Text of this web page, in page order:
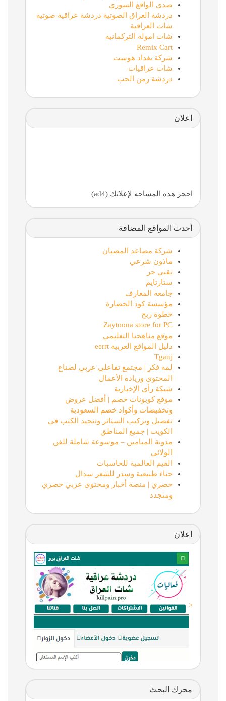
صدى الواقع السوري
دردشة العراق الصوتية دردشة عراقية صوتية
شات العراقية
شات اموله التركمانيه
Remix Cart
شركة بغداد هوست
شات عراقيات
دردشة زمن الحب
اعلان
احجز هذه المساحه لإعلانك (ad4)
أحدث المواقع المضافة
شركة مصاعد المضيان
ماذون شرعي
تقني حر
ستارتايم
جامعة المعارف
مؤسسة كود الحضارة
خطوة ربح
Zaytoona store for PC
موقع مناهجنا التعليمي
دليل المواقع العربية eerrt
Tganj
لمة فكر | مجتمع تفاعلي عربي لصناع
المحتوى وريادة الأعمال
شبكة رأي الإخبارية
موقع كوبونات خصم | أفضل عروض
وتخفيضات وأكواد خصم السعودية
تفصيل وتركيب الستائر وتنجيد الكنب في
الكويت | جميع المناطق
مدونة الميامين – موسوعة شاملة للفن
الولائي
القيم العالمية للحاسبات
حناء طبيعية وسدر للشعر سدال
حصري | منصة أخبار ومحتوى عربي حصري
ومتجدد
اعلان
<
محرك البحث